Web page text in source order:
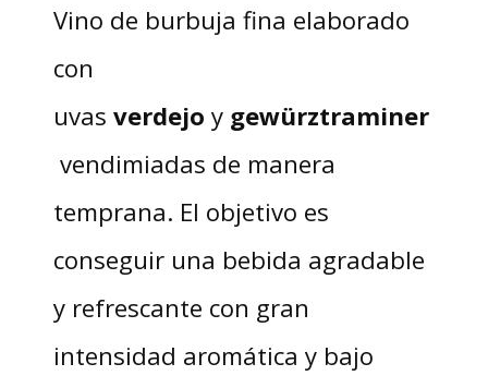
Vino de burbuja fina elaborado
con
uvas verdejo y gewürztraminer
vendimiadas de manera
temprana. El objetivo es
conseguir una bebida agradable
y refrescante con gran
intensidad aromática y bajo